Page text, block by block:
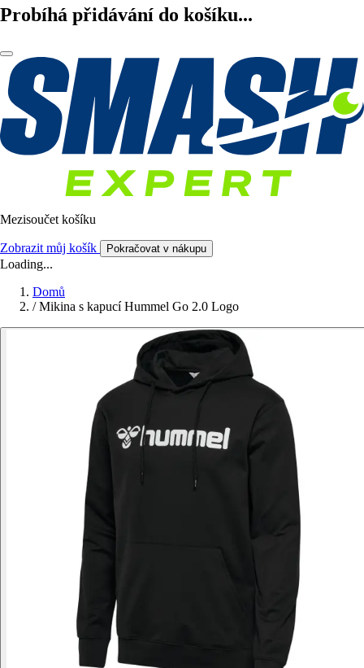
Probíhá přidávání do košíku...
Mezisoučet košíku
Zobrazit můj košík Pokračovat v nákupu
Loading...
Domů
/ Mikina s kapucí Hummel Go 2.0 Logo